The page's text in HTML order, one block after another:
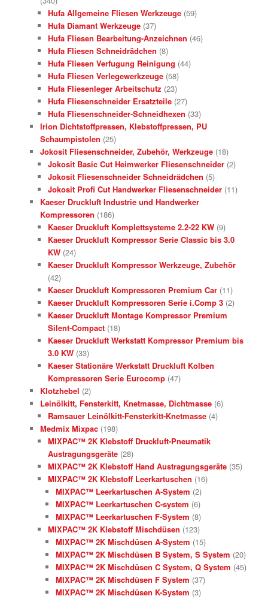
Hufa Allgemeine Fliesen Werkzeuge (59)
Hufa Diamant Werkzeuge (37)
Hufa Fliesen Bearbeitung-Anzeichnen (46)
Hufa Fliesen Schneidrädchen (8)
Hufa Fliesen Verfugung Reinigung (44)
Hufa Fliesen Verlegewerkzeuge (58)
Hufa Fliesenleger Arbeitschutz (23)
Hufa Fliesenschneider Ersatzteile (27)
Hufa Fliesenschneider-Schneidhexen (33)
Irion Dichtstoffpressen, Klebstoffpressen, PU
Schaumpistolen (25)
Jokosit Fliesenschneider, Zubehör, Werkzeuge (18)
Jokosit Basic Cut Heimwerker Fliesenschneider (2)
Jokosit Fliesenschneider Schneidrädchen (5)
Jokosit Profi Cut Handwerker Fliesenschneider (11)
Kaeser Druckluft Industrie und Handwerker
Kompressoren (186)
Kaeser Druckluft Komplettsysteme 2.2-22 KW (9)
Kaeser Druckluft Kompressor Serie Classic bis 3.0
KW (24)
Kaeser Druckluft Kompressor Werkzeuge, Zubehör
(42)
Kaeser Druckluft Kompressoren Premium Car (11)
Kaeser Druckluft Kompressoren Serie i.Comp 3 (2)
Kaeser Druckluft Montage Kompressor Premium
Silent-Compact (18)
Kaeser Druckluft Werkstatt Kompressor Premium bis
3.0 KW (33)
Kaeser Stationäre Werkstatt Druckluft Kolben
Kompressoren Serie Eurocomp (47)
Klotzhebel (2)
Leinölkitt, Fensterkitt, Knetmasse, Dichtmasse (6)
Ramsauer Leinölkitt-Fensterkitt-Knetmasse (4)
Medmix Mixpac (198)
MIXPAC™ 2K Klebstoff Druckluft-Pneumatik
Austragungsgeräte (28)
MIXPAC™ 2K Klebstoff Hand Austragungsgeräte (35)
MIXPAC™ 2K Klebstoff Leerkartuschen (16)
MIXPAC™ Leerkartuschen A-System (2)
MIXPAC™ Leerkartuschen C-system (6)
MIXPAC™ Leerkartuschen F-System (8)
MIXPAC™ 2K Klebstoff Mischdüsen (123)
MIXPAC™ 2K Mischdüsen A-System (15)
MIXPAC™ 2K Mischdüsen B System, S System (20)
MIXPAC™ 2K Mischdüsen C System, Q System (45)
MIXPAC™ 2K Mischdüsen F System (37)
MIXPAC™ 2K Mischdüsen K-System (3)